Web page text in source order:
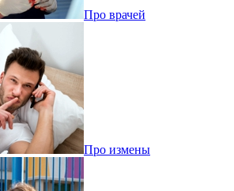
Про врачей
Про измены